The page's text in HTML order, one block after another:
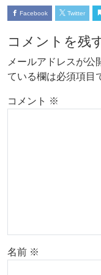
Facebook Twitter
コメントを残
メールアドレスが公
ている欄は必須項目
コメント ※
名前 ※